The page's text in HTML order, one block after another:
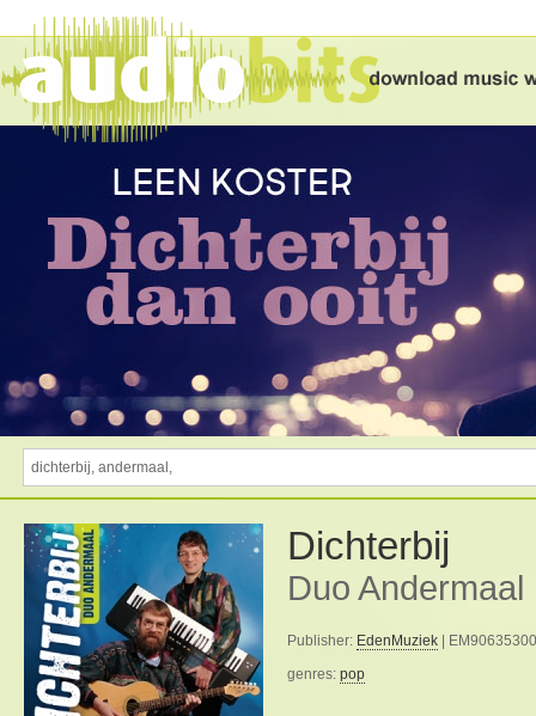
Dichterbij
Duo Andermaal
Publisher: EdenMuziek |
genres: pop